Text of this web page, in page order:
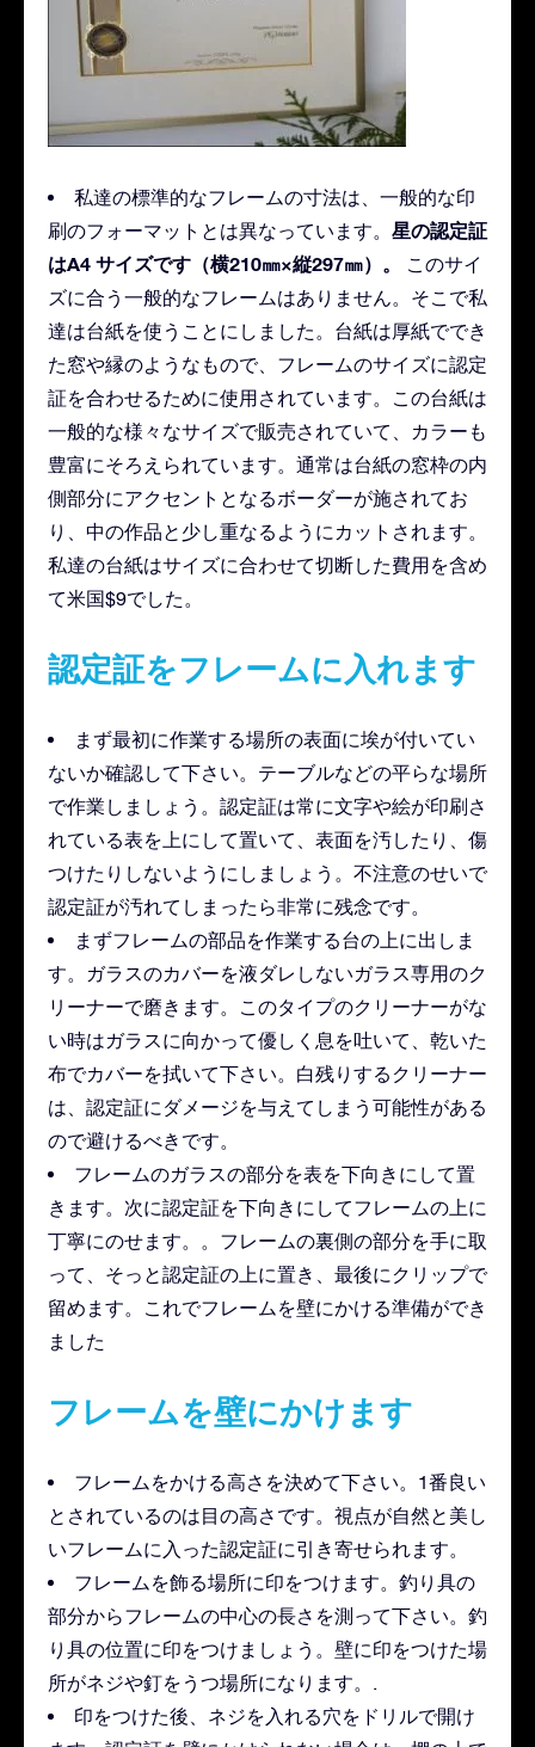
私達の標準的なフレームの寸法は、一般的な印
刷のフォーマットとは異なっています。 星の認定証
はA4 サイズです（横210㎜×縦297㎜）。
このサイ
ズに合う一般的なフレームはありません。そこで私
達は台紙を使うことにしました。台紙は厚紙ででき
た窓や縁のようなもので、フレームのサイズに認定
証を合わせるために使用されています。この台紙は
一般的な様々なサイズで販売されていて、カラーも
豊富にそろえられています。通常は台紙の窓枠の内
側部分にアクセントとなるボーダーが施されてお
り、中の作品と少し重なるようにカットされます。
私達の台紙はサイズに合わせて切断した費用を含め
て米国$9でした。
認定証をフレームに入れます
まず最初に作業する場所の表面に埃が付いてい
ないか確認して下さい。テーブルなどの平らな場所
で作業しましょう。認定証は常に文字や絵が印刷さ
れている表を上にして置いて、表面を汚したり、傷
つけたりしないようにしましょう。不注意のせいで
認定証が汚れてしまったら非常に残念です。
まずフレームの部品を作業する台の上に出しま
す。ガラスのカバーを液ダレしないガラス専用のク
リーナーで磨きます。このタイプのクリーナーがな
い時はガラスに向かって優しく息を吐いて、乾いた
布でカバーを拭いて下さい。白残りするクリーナー
は、認定証にダメージを与えてしまう可能性がある
ので避けるべきです。
フレームのガラスの部分を表を下向きにして置
きます。次に認定証を下向きにしてフレームの上に
丁寧にのせます。。フレームの裏側の部分を手に取
って、そっと認定証の上に置き、最後にクリップで
留めます。これでフレームを壁にかける準備ができ
ました
フレームを壁にかけます
フレームをかける高さを決めて下さい。1番良い
とされているのは目の高さです。視点が自然と美し
いフレームに入った認定証に引き寄せられます。
フレームを飾る場所に印をつけます。釣り具の
部分からフレームの中心の長さを測って下さい。釣
り具の位置に印をつけましょう。壁に印をつけた場
所がネジや釘をうつ場所になります。.
印をつけた後、ネジを入れる穴をドリルで開け